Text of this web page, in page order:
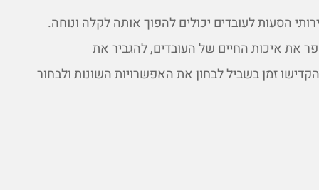
הסעות לעובדים יכולים להפוך אותה לקלה ונוחה.
את איכות החיים של העובדים, להגביר את
זמן בשביל לבחון את האפשרויות השונות ולבחור